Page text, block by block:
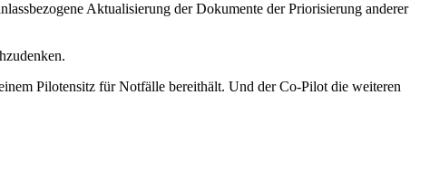
Aktualisierung der Dokumente der Priorisierung anderer
Pilotensitz für Notfälle bereithält. Und der Co-Pilot die weiteren